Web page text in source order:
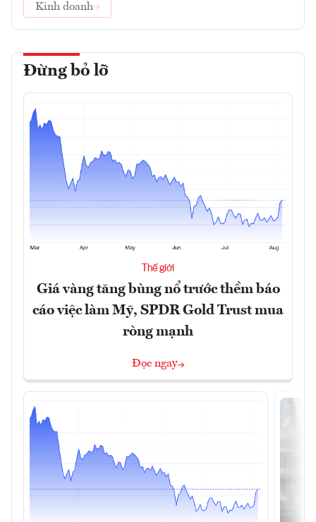
Kinh doanh
Đừng bỏ lỡ
Thế giới
Giá vàng tăng bùng nổ trước thềm báo
cáo việc làm Mỹ, SPDR Gold Trust mua
ròng mạnh
Đọc ngay